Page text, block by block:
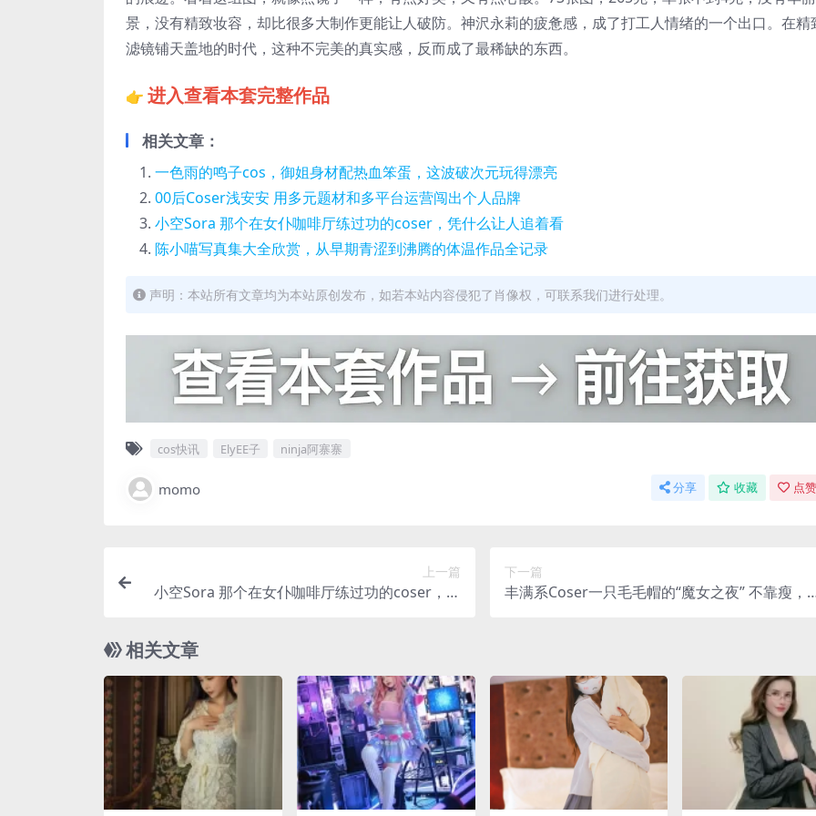
景，没有精致妆容，却比很多大制作更能让人破防。神沢永莉的疲惫感，成了打工人情绪的一个出口。在精
滤镜铺天盖地的时代，这种不完美的真实感，反而成了最稀缺的东西。
👉 进入查看本套完整作品
相关文章：
一色雨的鸣子cos，御姐身材配热血笨蛋，这波破次元玩得漂亮
00后Coser浅安安 用多元题材和多平台运营闯出个人品牌
小空Sora 那个在女仆咖啡厅练过功的coser，凭什么让人追着看
陈小喵写真集大全欣赏，从早期青涩到沸腾的体温作品全记录
声明：本站所有文章均为本站原创发布，如若本站内容侵犯了肖像权，可联系我们进行处理。
cos快讯 ElyEE子 ninja阿寨寨
momo 分享 收藏 点
上一篇
小空Sora 那个在女仆咖啡厅练过功的coser，凭
下一篇
丰满系Coser一只毛毛帽的“魔女之夜” 不靠瘦，
相关文章